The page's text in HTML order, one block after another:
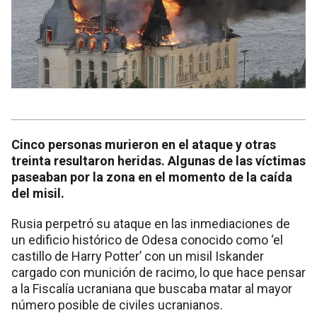
Cinco personas murieron en el ataque y otras
treinta resultaron heridas. Algunas de las víctimas
paseaban por la zona en el momento de la caída
del misil.
Rusia perpetró su ataque en las inmediaciones de
un edificio histórico de Odesa conocido como ‘el
castillo de Harry Potter’ con un misil Iskander
cargado con munición de racimo, lo que hace pensar
a la Fiscalía ucraniana que buscaba matar al mayor
número posible de civiles ucranianos.